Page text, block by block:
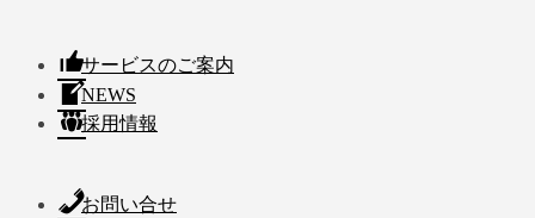
サービスのご案内
NEWS
採用情報
お問い合せ